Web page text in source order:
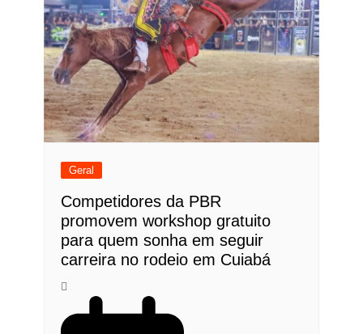
Geral
Competidores da PBR
promovem workshop gratuito
para quem sonha em seguir
carreira no rodeio em Cuiabá